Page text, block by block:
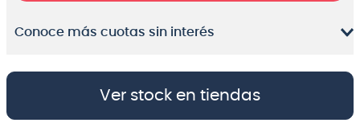
Conoce más cuotas sin interés
Ver stock en tiendas